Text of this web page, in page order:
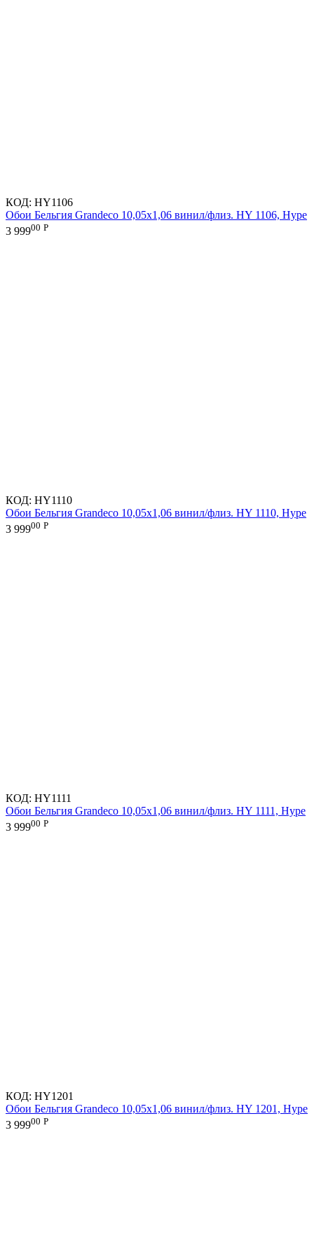
КОД: HY1106
Обои Бельгия Grandeco 10,05х1,06 винил/флиз. HY 1106, Hype
3 99900 Р
КОД: HY1110
Обои Бельгия Grandeco 10,05х1,06 винил/флиз. HY 1110, Hype
3 99900 Р
КОД: HY1111
Обои Бельгия Grandeco 10,05х1,06 винил/флиз. HY 1111, Hype
3 99900 Р
КОД: HY1201
Обои Бельгия Grandeco 10,05х1,06 винил/флиз. HY 1201, Hype
3 99900 Р